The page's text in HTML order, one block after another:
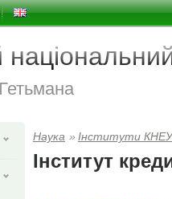
Наука » Інститути КНЕУ
Інститут